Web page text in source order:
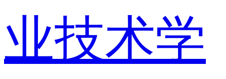
业技术学